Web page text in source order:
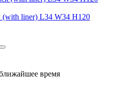
(with liner) L34 W34 H120
время